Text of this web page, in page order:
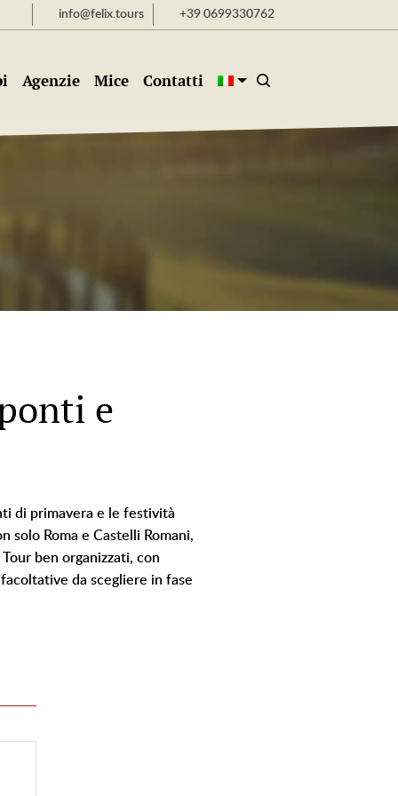
info@felix.tours +39 0699330762
Agenzie Mice Contatti
e
di primavera e le festività
solo Roma e Castelli Romani,
ben organizzati, con
da scegliere in fase